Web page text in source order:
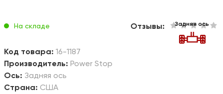
Задняя ось
На складе Отзывы:
Код товара: 16-1187
Производитель: Power Stop
Ось: Задняя ось
Страна: США